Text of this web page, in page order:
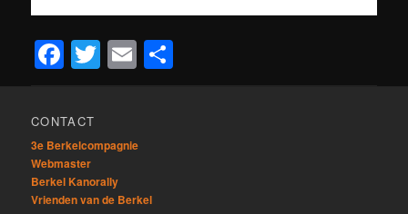
Facebook
Twitter
Email
CONTACT
3e Berkelcompagnie
Webmaster
Berkel Kanorally
Vrienden van de Berkel